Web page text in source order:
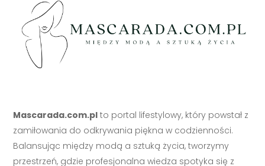
Mascarada.com.pl to portal lifestylowy, który powstał z
zamiłowania do odkrywania piękna w codzienności.
Balansując między modą a sztuką życia, tworzymy
przestrzeń, gdzie profesjonalna wiedza spotyka się z